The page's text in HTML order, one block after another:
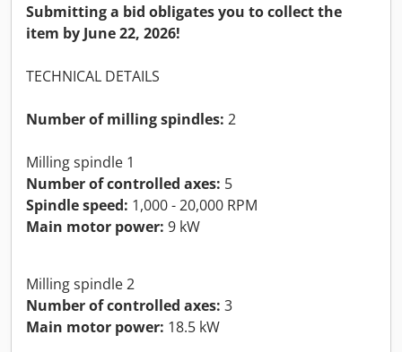
Submitting a bid obligates you to collect the
item by June 22, 2026!
TECHNICAL DETAILS
Number of milling spindles: 2
Milling spindle 1
Number of controlled axes: 5
Spindle speed: 1,000 - 20,000 RPM
Main motor power: 9 kW
Milling spindle 2
Number of controlled axes: 3
Main motor power: 18.5 kW